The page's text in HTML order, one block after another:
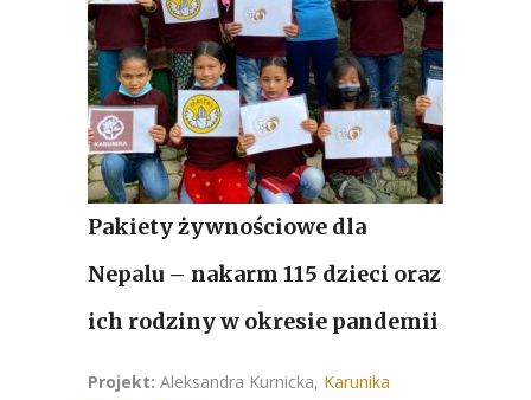
Pakiety żywnościowe dla
Nepalu – nakarm 115 dzieci oraz
ich rodziny w okresie pandemii
Projekt: Aleksandra Kurnicka, Karunika